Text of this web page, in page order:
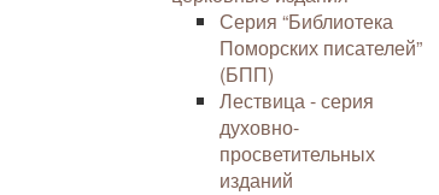
Серия “Библиотека
Поморских писателей”
(БПП)
Лествица - серия
духовно-
просветительных
изданий